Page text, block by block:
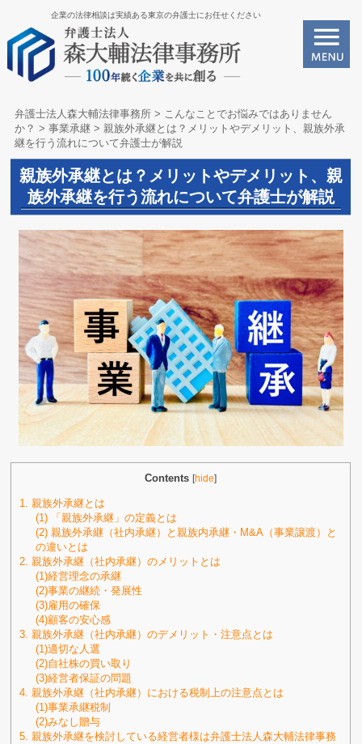
企業の法律相談は実績ある東京の弁護士にお任せください
弁護士法人森大輔法律事務所 > こんなことでお悩みではありません
か？ >事業承継 > 親族外承継とは？メリットやデメリット、親族外承
継を行う流れについて弁護士が解説
親族外承継とは？メリットやデメリット、親
族外承継を行う流れについて弁護士が解説
Contents [hide]
1. 親族外承継とは
(1) 「親族外承継」の定義とは
(2) 親族外承継（社内承継）と親族内承継・M&A（事業譲渡）と
の違いとは
2. 親族外承継（社内承継）のメリットとは
(1)経営理念の承継
(2)事業の継続・発展性
(3)雇用の確保
(4)顧客の安心感
3. 親族外承継（社内承継）のデメリット・注意点とは
(1)適切な人選
(2)自社株の買い取り
(3)経営者保証の問題
4. 親族外承継（社内承継）における税制上の注意点とは
(1)事業承継税制
(2)みなし贈与
5. 親族外承継を検討している経営者様は弁護士法人森大輔法律事務